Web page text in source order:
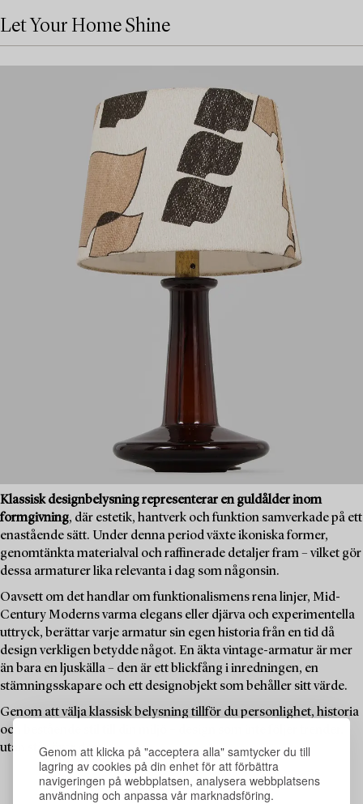
Genom att klicka på "acceptera alla" samtycker du till
lagring av cookies på din enhet för att förbättra
navigeringen på webbplatsen, analysera webbplatsens
användning och anpassa vår marknadsföring.
Let Your Home Shine
Klassisk designbelysning representerar en guldålder inom
formgivning, där estetik, hantverk och funktion samverkade på ett
enastående sätt. Under denna period växte ikoniska former,
genomtänkta materialval och raffinerade detaljer fram – vilket gör
dessa armaturer lika relevanta i dag som någonsin.
Oavsett om det handlar om funktionalismens rena linjer, Mid-
Century Moderns varma elegans eller djärva och experimentella
uttryck, berättar varje armatur sin egen historia från en tid då
design verkligen betydde något. En äkta vintage-armatur är mer
än bara en ljuskälla – den är ett blickfång i inredningen, en
stämningsskapare och ett designobjekt som behåller sitt värde.
Genom att välja klassisk belysning tillför du personlighet, historia
och bestående stil till din miljö – design som inte följer trender,
utan står över dem.